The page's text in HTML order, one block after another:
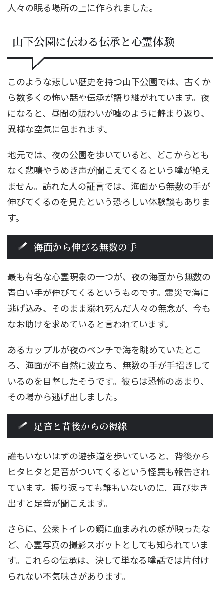
人々の眠る場所の上に作られました。
山下公園に伝わる伝承と心霊体験
このような悲しい歴史を持つ山下公園では、古くか
ら数多くの怖い話や伝承が語り継がれています。夜
になると、昼間の賑わいが嘘のように静まり返り、
異様な空気に包まれます。
地元では、夜の公園を歩いていると、どこからとも
なく悲鳴やうめき声が聞こえてくるという噂が絶え
ません。訪れた人の証言では、海面から無数の手が
伸びてくるのを見たという恐ろしい体験談もありま
す。
海面から伸びる無数の手
最も有名な心霊現象の一つが、夜の海面から無数の
青白い手が伸びてくるというものです。震災で海に
逃げ込み、そのまま溺れ死んだ人々の無念が、今も
なお助けを求めていると言われています。
あるカップルが夜のベンチで海を眺めていたとこ
ろ、海面が不自然に波立ち、無数の手が手招きして
いるのを目撃したそうです。彼らは恐怖のあまり、
その場から逃げ出しました。
足音と背後からの視線
誰もいないはずの遊歩道を歩いていると、背後から
ヒタヒタと足音がついてくるという怪異も報告され
ています。振り返っても誰もいないのに、再び歩き
出すと足音が聞こえます。
さらに、公衆トイレの鏡に血まみれの顔が映ったな
ど、心霊写真の撮影スポットとしても知られていま
す。これらの伝承は、決して単なる噂話では片付け
られない不気味さがあります。